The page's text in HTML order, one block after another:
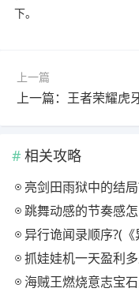
下。
上一篇
相关攻略
亮剑田雨狱中的结
跳舞动感的节奏感怎么拍的
异行诡闻录顺序?(
抓娃娃机一天盈利多少
海贼王燃烧意志宝石怎么镶